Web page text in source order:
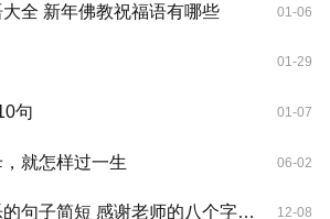
全 新年佛教祝福语有哪些 01-06
01-29
句 01-07
就怎样过一生 06-02
祝福教师节快乐的句子简短 感谢老师的八个字新年祝福语 12-08